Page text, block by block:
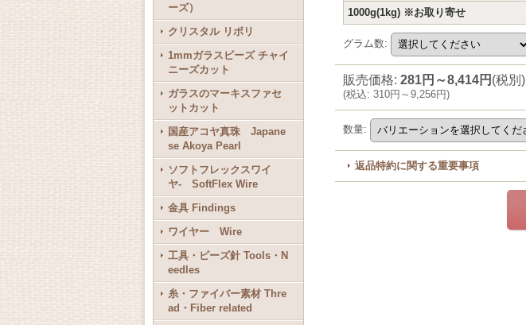
ーズ）
クリスタル リボリ
1mmガラスビーズ チャイ
ニーズカット
ガラスのマーキスファセ
ットカット
国産アコヤ真珠 Japane
se Akoya Pearl
ソフトフレックスワイ
ヤ- SoftFlex Wire
金具 Findings
ワイヤー Wire
工具・ビーズ針 Tools・N
eedles
糸・ファイバー素材 Thre
ad・Fiber related
1000g(1kg) ※お取り寄せ
グラム数:
販売価格: 281円～8,414円 (税別)
(税込: 310円～9,256円)
数量:
返品特約に関する重要事項